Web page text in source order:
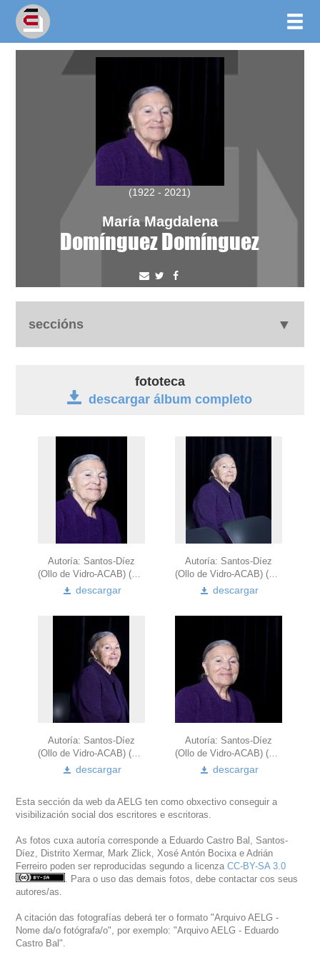
(1922 - 2021)
María Magdalena
Domínguez Domínguez
seccións
obra
fototeca
videoteca
fototeca
descargar álbum completo
Autoría: Santos-Díez
(Ollo de Vidro-ACAB) (2010)
descargar
Autoría: Santos-Díez
(Ollo de Vidro-ACAB) (2010)
descargar
Autoría: Santos-Díez
(Ollo de Vidro-ACAB) (2010)
descargar
Autoría: Santos-Díez
(Ollo de Vidro-ACAB) (2010)
descargar
Esta sección da web da AELG ten como obxectivo conseguir a
visibilización social dos escritores e escritoras.
As fotos cuxa autoría corresponde a Eduardo Castro Bal, Santos-
Díez, Distrito Xermar, Mark Zlick, Xosé Antón Bocixa e Adrián
Ferreiro poden ser reproducidas segundo a licenzaCC-BY-SA 3.0
. Para o uso das demais fotos, debe contactar cos seus
autores/as.
A citación das fotografías deberá ter o formato "Arquivo AELG -
Nome da/o fotógrafa/o", por exemplo: "Arquivo AELG - Eduardo
Castro Bal".